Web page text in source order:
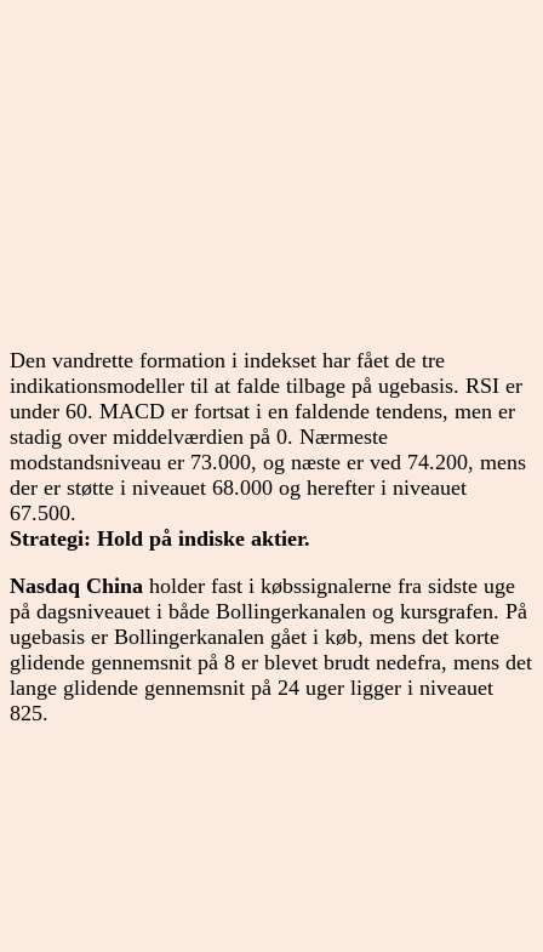
Den vandrette formation i indekset har fået de tre
indikationsmodeller til at falde tilbage på ugebasis. RSI er
under 60. MACD er fortsat i en faldende tendens, men er
stadig over middelværdien på 0. Nærmeste
modstandsniveau er 73.000, og næste er ved 74.200, mens
der er støtte i niveauet 68.000 og herefter i niveauet
67.500.
Strategi: Hold på indiske aktier.
Nasdaq China holder fast i købssignalerne fra sidste uge
på dagsniveauet i både Bollingerkanalen og kursgrafen. På
ugebasis er Bollingerkanalen gået i køb, mens det korte
glidende gennemsnit på 8 er blevet brudt nedefra, mens det
lange glidende gennemsnit på 24 uger ligger i niveauet
825.